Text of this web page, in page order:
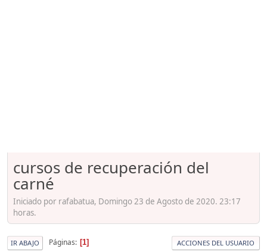
cursos de recuperación del
carné
Iniciado por rafabatua, Domingo 23 de Agosto de 2020. 23:17
horas.
IR ABAJO Páginas 1 ACCIONES DEL USUARIO